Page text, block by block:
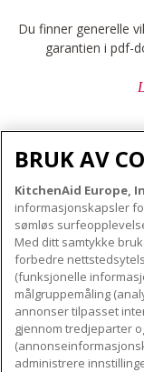
Du finner generelle
garantien i pdf-
OM KITCHENAID
Merkets kjerne
Merkehistorie
ODR
VÅRE PRODUKTER
Små apparater
Produkttilbehør
KUNDESERVICE
Finn et servicesenter
Garanti og dokumenter
FØLG OSS
BRUK AV
KitchenAid Europe,
informasjonskapsler
sømløs
Med ditt samtykke
forbedre
(funksjonelle
målgruppemåling
annonser tilpasset
gjennom tredjeparter
administrere